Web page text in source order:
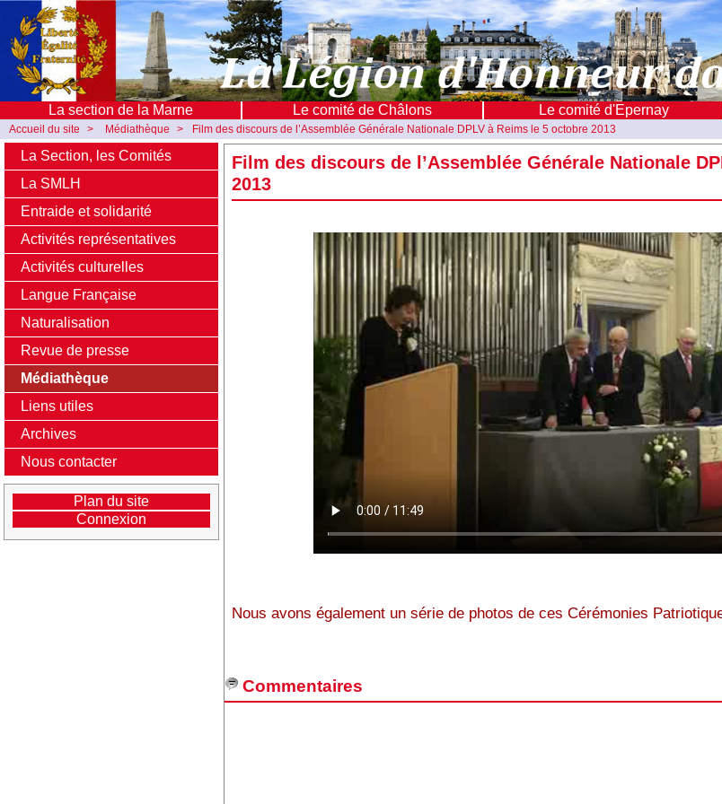
La section de la Marne Le comité de Châlons Le comité d'Epernay
Accueil du site > Médiathèque > Film des discours de l’Assemblée Générale Nationale DPLV à Reims le 5 octobre 2013
La Section, les Comités
La SMLH
Entraide et solidarité
Activités représentatives
Activités culturelles
Langue Française
Naturalisation
Revue de presse
Médiathèque
Liens utiles
Archives
Nous contacter
Plan du site
Connexion
Film des discours de l’Assemblée Générale Nationale
2013
Nous avons également un série de photos de ces Cérémonies
Commentaires